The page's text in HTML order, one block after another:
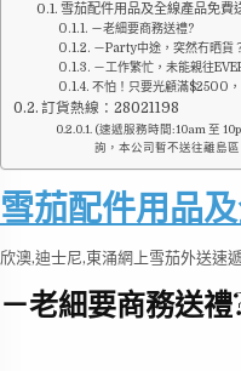
雪茄配件用品及全線產品免費
－老細要商務送禮?
－Party中途，突然冇晒貨
－工作繁忙，未能親往
不怕！只要光顧滿$2500
訂貨熱線：28021198
(速遞服務時間:10am 至
詢，本公司暫不送往離島
雪茄配件用品
欣澳,迪士尼,東涌網上雪茄外送
－老細要商務送禮